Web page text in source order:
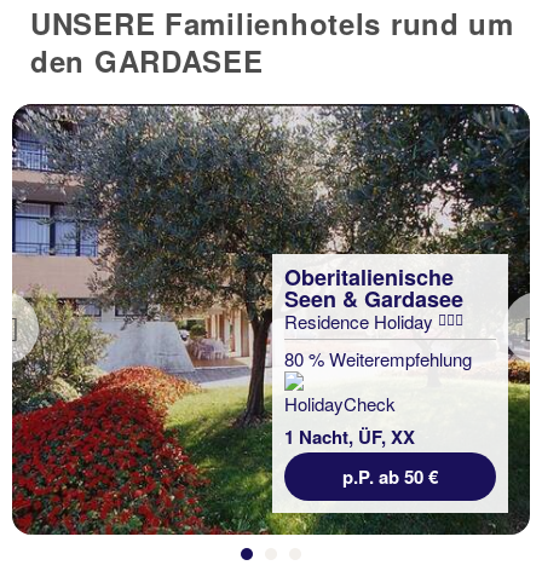
UNSERE Familienhotels rund um
den GARDASEE
Previous
Oberitalienische
Seen & Gardasee
Residence Holiday
80 % Weiterempfehlung
1 Nacht, ÜF, XX
p.P. ab 50 €